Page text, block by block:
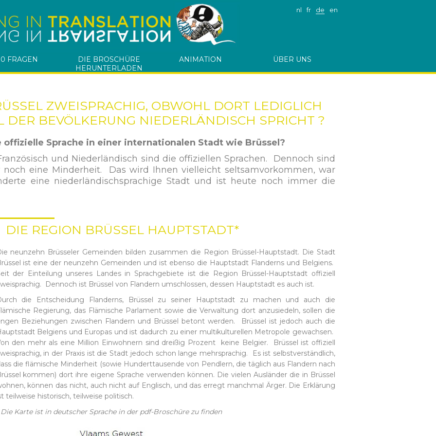
nl fr de en
FRAGEN
DIE BROSCHÜRE
HERUNTERLADEN
ANIMATION ÜBER UNS
ZWEISPRACHIG, OBWOHL DORT LEDIGLICH
DER BEVÖLKERUNG NIEDERLÄNDISCH SPRICHT ?
Sprache in einer internationalen Stadt wie Brüssel?
und Niederländisch sind die offiziellen Sprachen. Dennoch sind
eine Minderheit. Das wird Ihnen vielleicht seltsamvorkommen, war
eine niederländischsprachige Stadt und ist heute noch immer die
DIE REGION BRÜSSEL HAUPTSTADT*
neunzehn Brüsseler Gemeinden bilden zusammen die Region Brüssel-Hauptstadt. Die Stadt
ist eine der neunzehn Gemeinden und ist ebenso die Hauptstadt Flanderns und Belgiens.
der Einteilung unseres Landes in Sprachgebiete ist die Region Brüssel-Hauptstadt offiziell
Dennoch ist Brüssel von Flandern umschlossen, dessen Hauptstadt es auch ist.
die Entscheidung Flanderns, Brüssel zu seiner Hauptstadt zu machen und auch die
Regierung, das Flämische Parlament sowie die Verwaltung dort anzusiedeln, sollen die
Beziehungen zwischen Flandern und Brüssel betont werden. Brüssel ist jedoch auch die
Belgiens und Europas und ist dadurch zu einer multikulturellen Metropole gewachsen.
den mehr als eine Million Einwohnern sind dreißig Prozent keine Belgier. Brüssel ist offiziell
in der Praxis ist die Stadt jedoch schon lange mehrsprachig. Es ist selbstverständlich,
die flämische Minderheit (sowie Hunderttausende von Pendlern, die täglich aus Flandern nach
kommen) dort ihre eigene Sprache verwenden können. Die vielen Ausländer die in Brüssel
können das nicht, auch nicht auf Englisch, und das erregt manchmal Ärger. Die Erklärung
teilweise historisch, teilweise politisch.
Die Karte ist in deutscher Sprache in der pdf-Broschüre zu finden